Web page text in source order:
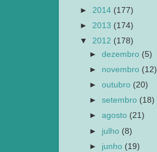
► 2014 (177)
► 2013 (174)
▼ 2012 (178)
►dezembro (5)
► novembro (12)
►outubro (20)
►setembro (18)
►agosto (21)
► julho (8)
► junho (19)